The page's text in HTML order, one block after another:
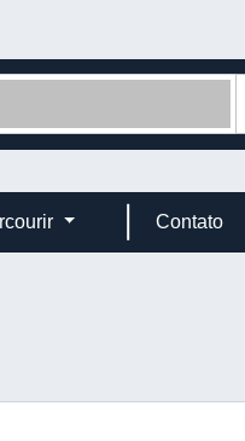
Contato